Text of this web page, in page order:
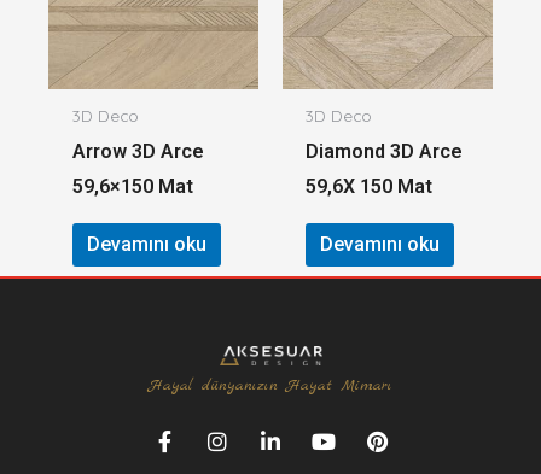
3D Deco
Arrow 3D Arce
59,6×150 Mat
Devamını oku
3D Deco
Diamond 3D Arce
59,6X 150 Mat
Devamını oku
Hayal dünyanızın Hayat Mimarı
F
a
I
n
L
i
Y
o
P
i